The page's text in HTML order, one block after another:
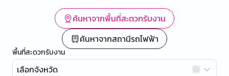
ค้นหาจากพื้นที่สะดวกรับงาน
ค้นหาจากสถานีรถไฟฟ้า
พื้นที่สะดวกรับงาน
เลือกจังหวัด